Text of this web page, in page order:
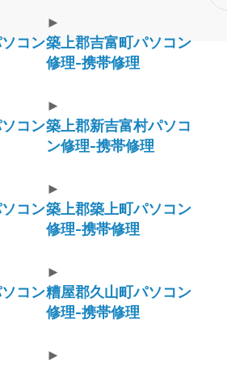
コン
►
築上郡吉富町パソコン
修理-携帯修理
コン
►
築上郡新吉富村パソコ
ン修理-携帯修理
コン
►
築上郡築上町パソコン
修理-携帯修理
コン
►
糟屋郡久山町パソコン
修理-携帯修理
►